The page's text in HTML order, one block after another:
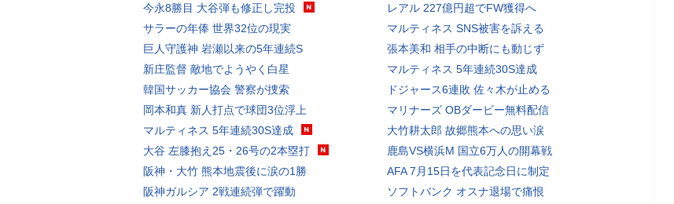
今永8勝目 大谷弾も修正し完投
サラーの年俸 世界32位の現実
巨人守護神 岩瀬以来の5年連続S
新庄監督 敵地でようやく白星
韓国サッカー協会 警察が捜索
岡本和真 新人打点で球団3位浮上
マルティネス 5年連続30S達成
大谷 左膝抱え25・26号の2本塁打
阪神・大竹 熊本地震後に涙の1勝
阪神ガルシア 2戦連続弾で躍動
レアル 227億円超でFW獲得へ
マルティネス SNS被害を訴える
張本美和 相手の中断にも動じず
マルティネス 5年連続30S達成
ドジャース6連敗 佐々木が止める
マリナーズ OBダービー無料配信
大竹耕太郎 故郷熊本への思い涙
鹿島VS横浜M 国立6万人の開幕戦
AFA 7月15日を代表記念日に制定
ソフトバンク オスナ退場で痛恨